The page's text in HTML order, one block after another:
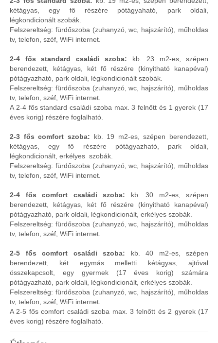
kétágyas, egy fő részére pótágyaható, park oldali,
légkondicionált szobák.
Felszereltség: fürdőszoba (zuhanyzó, wc, hajszárító), műholdas
tv, telefon, széf, WiFi internet.
2-4 fős standard családi szoba: kb. 23 m2-es, szépen
berendezett, kétágyas, két fő részére (kinyitható kanapéval)
pótágyazható, park oldali, légkondicionált szobák.
Felszereltség: fürdőszoba (zuhanyzó, wc, hajszárító), műholdas
tv, telefon, széf, WiFi internet.
A 2-4 fős standard családi szoba max. 3 felnőtt és 1 gyerek (17
éves korig) részére foglalható.
2-3 fős comfort szoba: kb. 19 m2-es, szépen berendezett,
kétágyas, egy fő részére pótágyazható, park oldali,
légkondicionált, erkélyes szobák.
Felszereltség: fürdőszoba (zuhanyzó, wc, hajszárító), műholdas
tv, telefon, széf, WiFi internet.
2-4 fős comfort családi szoba: kb. 30 m2-es, szépen
berendezett, kétágyas, két fő részére (kinyitható kanapéval)
pótágyazható, park oldali, légkondicionált, erkélyes szobák.
Felszereltség: fürdőszoba (zuhanyzó, wc, hajszárító), műholdas
tv, telefon, széf, WiFi internet.
2-5 fős comfort családi szoba: kb. 40 m2-es, szépen
berendezett, két egymás melletti kétágyas, ajtóval
összekapcsolt, egy gyermek (17 éves korig) számára
pótágyazható, park oldali, légkondicionált, erkélyes szobák.
Felszereltség: fürdőszoba (zuhanyzó, wc, hajszárító), műholdas
tv, telefon, széf, WiFi internet.
A 2-5 fős comfort családi szoba max. 3 felnőtt és 2 gyerek (17
éves korig) részére foglalható.